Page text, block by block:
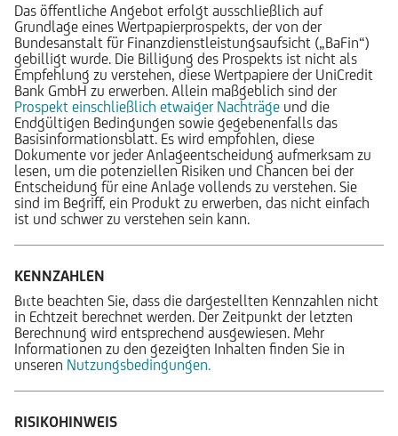
Das öffentliche Angebot erfolgt ausschließlich auf
Grundlage eines Wertpapierprospekts, der von der
Bundesanstalt für Finanzdienstleistungsaufsicht („BaFin“)
gebilligt wurde. Die Billigung des Prospekts ist nicht als
Empfehlung zu verstehen, diese Wertpapiere der UniCredit
Bank GmbH zu erwerben. Allein maßgeblich sind der
Prospekt einschließlich etwaiger Nachträge und die
Endgültigen Bedingungen sowie gegebenenfalls das
Basisinformationsblatt. Es wird empfohlen, diese
Dokumente vor jeder Anlageentscheidung aufmerksam zu
lesen, um die potenziellen Risiken und Chancen bei der
Entscheidung für eine Anlage vollends zu verstehen. Sie
sind im Begriff, ein Produkt zu erwerben, das nicht einfach
ist und schwer zu verstehen sein kann.
KENNZAHLEN
Bitte beachten Sie, dass die dargestellten Kennzahlen nicht
in Echtzeit berechnet werden. Der Zeitpunkt der letzten
Berechnung wird entsprechend ausgewiesen. Mehr
Informationen zu den gezeigten Inhalten finden Sie in
unseren Nutzungsbedingungen.
RISIKOHINWEIS